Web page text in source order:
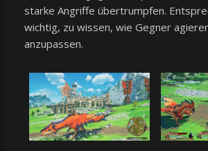
starke Angriffe übertrumpfen.
wichtig, zu wissen, wie Gegner
anzupassen.